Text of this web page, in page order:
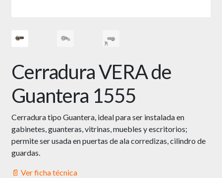
Cerradura VERA de
Guantera 1555
Cerradura tipo Guantera, ideal para ser instalada en
gabinetes, guanteras, vitrinas, muebles y escritorios;
permite ser usada en puertas de ala corredizas, cilindro de
guardas.
📄 Ver ficha técnica